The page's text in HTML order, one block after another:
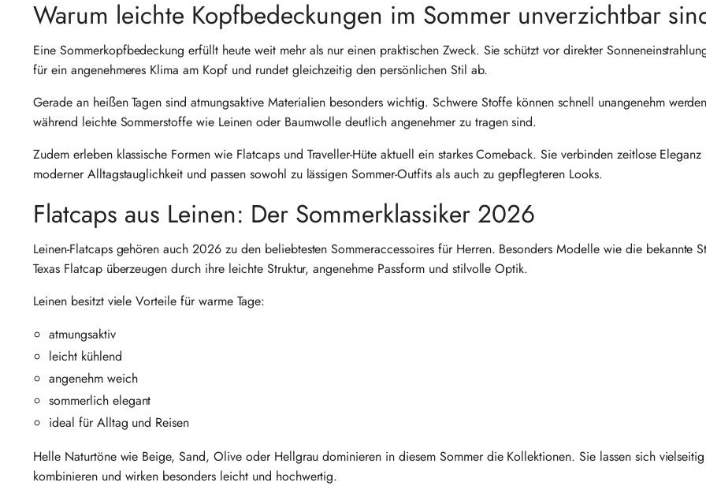
Warum leichte Kopfbedeckungen im Sommer unverzichtbar
Eine Sommerkopfbedeckung erfüllt heute weit mehr als nur einen praktischen Zweck. Sie schützt vor direkter
für ein angenehmeres Klima am Kopf und rundet gleichzeitig den persönlichen Stil ab.
Gerade an heißen Tagen sind atmungsaktive Materialien besonders wichtig. Schwere Stoffe können schnell unangenehm
während leichte Sommerstoffe wie Leinen oder Baumwolle deutlich angenehmer zu tragen sind.
Zudem erleben klassische Formen wie Flatcaps und Traveller-Hüte aktuell ein starkes Comeback. Sie verbinden zeitlose Eleganz
moderner Alltagstauglichkeit und passen sowohl zu lässigen Sommer-Outfits als auch zu gepflegteren Looks.
Flatcaps aus Leinen: Der Sommerklassiker 2026
Leinen-Flatcaps gehören auch 2026 zu den beliebtesten Sommeraccessoires für Herren. Besonders Modelle wie die bekannte
Texas Flatcap überzeugen durch ihre leichte Struktur, angenehme Passform und stilvolle Optik.
Leinen besitzt viele Vorteile für warme Tage:
atmungsaktiv
leicht kühlend
angenehm weich
sommerlich elegant
ideal für Alltag und Reisen
Helle Naturtöne wie Beige, Sand, Olive oder Hellgrau dominieren in diesem Sommer die Kollektionen. Sie lassen sich vielseitig
kombinieren und wirken besonders leicht und hochwertig.